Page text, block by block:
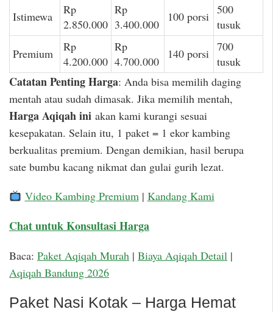
Istimewa
Rp
2.850.000
Rp
3.400.000
100 porsi 500
tusuk
Premium
Rp
4.200.000
Rp
4.700.000
140 porsi 700
tusuk
Catatan Penting Harga: Anda bisa memilih daging
mentah atau sudah dimasak. Jika memilih mentah,
Harga Aqiqah ini akan kami kurangi sesuai
kesepakatan. Selain itu, 1 paket = 1 ekor kambing
berkualitas premium. Dengan demikian, hasil berupa
sate bumbu kacang nikmat dan gulai gurih lezat.
Video Kambing Premium| Kandang Kami
Chat untuk Konsultasi Harga
Baca: Paket Aqiqah Murah | Biaya Aqiqah Detail |
Aqiqah Bandung 2026
Paket Nasi Kotak – Harga Hemat